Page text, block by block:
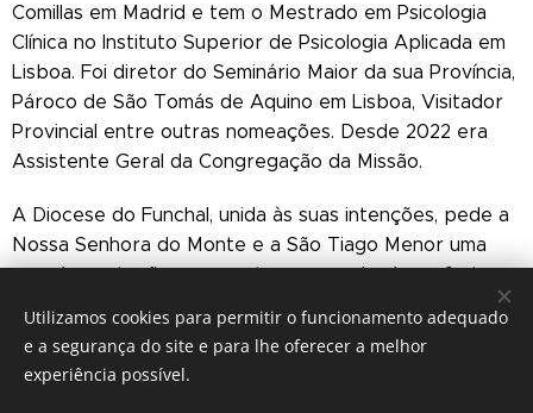
Comillas em Madrid e tem o Mestrado em Psicologia
Clínica no Instituto Superior de Psicologia Aplicada em
Lisboa. Foi diretor do Seminário Maior da sua Província,
Pároco de São Tomás de Aquino em Lisboa, Visitador
Provincial entre outras nomeações. Desde 2022 era
Assistente Geral da Congregação da Missão.
A Diocese do Funchal, unida às suas intenções, pede a
Nossa Senhora do Monte e a São Tiago Menor uma
grande proteção e promete rezar pelos bons frutos
Utilizamos cookies para permitir o funcionamento adequado
e a segurança do site e para lhe oferecer a melhor
experiência possível.